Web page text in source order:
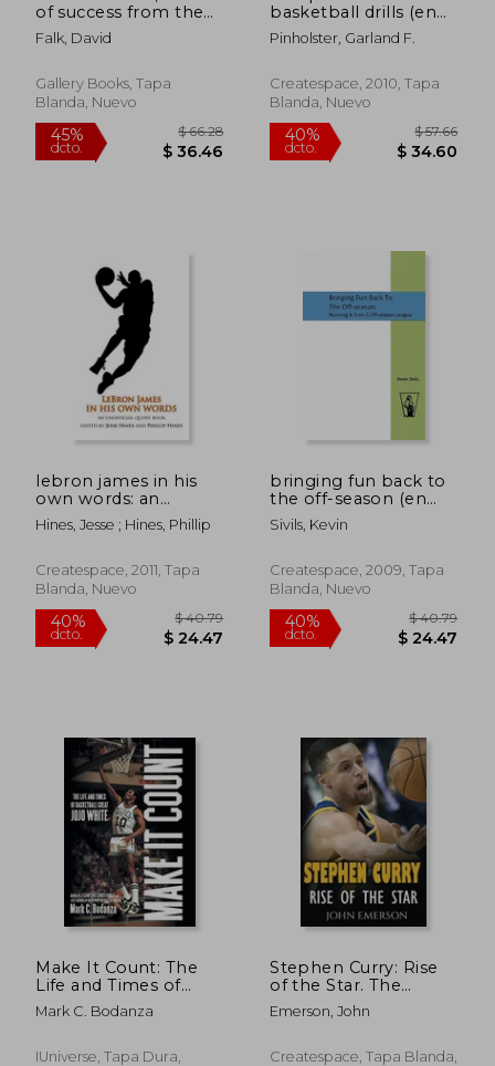
45%
dcto.
40%
dcto.
of success from the
locker room to the
boardroom (en
Falk, David
Gallery Books, Tapa
Blanda, Nuevo
basketball drills (en
Inglés)
Pinholster, Garland F.
Createspace, 2010, Tapa
Blanda, Nuevo
$
lebron james in his
own words: an
unofficial quot (en
Inglés)
Hines, Jesse ; Hines, Phillip
Createspace, 2011, Tapa
Blanda, Nuevo
bringing fun back to
the off-season (en
Inglés)
Sivils, Kevin
Createspace, 2009, Tapa
Blanda, Nuevo
Make It Count: The
Life and Times of
Basketball Great JoJo
White
Mark C. Bodanza
IUniverse, Tapa Dura,
Stephen Curry: Rise
of the Star. The
inspiring and
interesting life story
young boy to
Emerson, John
Createspace, Tapa Blanda,